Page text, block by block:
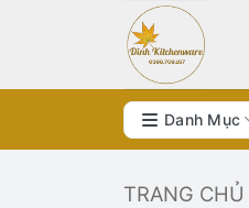
dung
Danh Mục
TRANG CHỦ